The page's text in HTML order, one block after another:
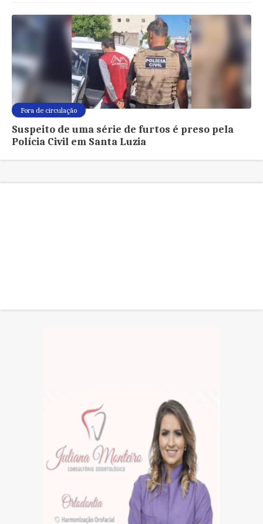
Fora de circulação
Suspeito de uma série de furtos é preso pela
Polícia Civil em Santa Luzia